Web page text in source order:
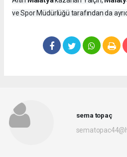
ve Spor Müdürlüğü tarafından da
sema topaç